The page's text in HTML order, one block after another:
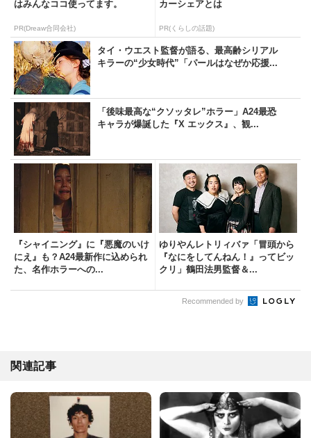
はみんなココ使ってます。
PR(Dreaw合同会社)
カーシェアとは
PR(くらしの話題)
タイ・ウエスト監督が語る、最高齢シリアル
キラーの“少女時代”「パールはなぜか応援...
「後味最高な“クソッタレ”ホラー」A24最恐
キャラが爆誕した『X エックス』、観...
『シャイニング』に『悪魔のいけ
にえ』も？A24最新作に込められ
た、名作ホラーへの...
ゆりやんレトリィバァ「冒頭から
『なにをしてんねん！』ってビッ
クリ」鶴田法男監督＆...
Recommended by
関連記事